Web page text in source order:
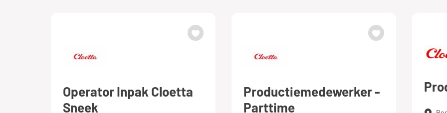
Operator Inpak Cloetta
Sneek
Productiemedewerker -
Parttime